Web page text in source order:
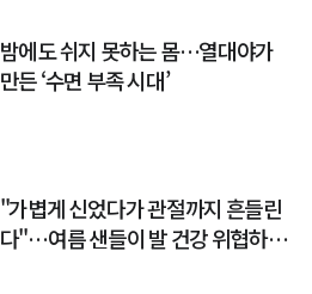
밤에도 쉬지 못하는 몸…열대야가
만든 ‘수면 부족 시대’
"가볍게 신었다가 관절까지 흔들린
다"…여름 샌들이 발 건강 위협하는